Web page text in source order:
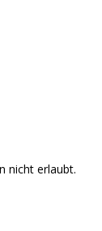
nicht erlaubt.